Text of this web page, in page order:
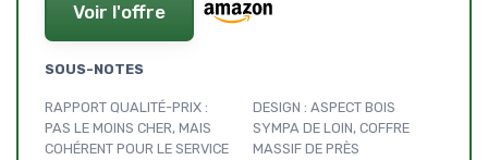
Voir l'offre
SOUS-NOTES
RAPPORT QUALITÉ-PRIX :
PAS LE MOINS CHER, MAIS
COHÉRENT POUR LE SERVICE
DESIGN : ASPECT BOIS
SYMPA DE LOIN, COFFRE
MASSIF DE PRÈS